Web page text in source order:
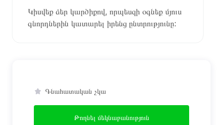
Կիսվեք ձեր կարծիքով, որպեսզի օգնեք մյուս
գնորդներին կատարել իրենց ընտրությունը:
Գնահատական չկա
Թողնել մեկնաբանություն